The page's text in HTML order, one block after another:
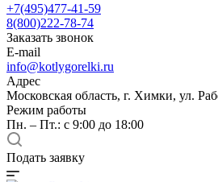
+7(495)477-41-59
8(800)222-78-74
Заказать звонок
E-mail
info@kotlygorelki.ru
Адрес
Московская область, г. Химки, ул.
Режим работы
Пн. – Пт.: с 9:00 до 18:00
Подать заявку